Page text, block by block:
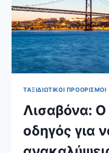
ΤΑΞΙΔΙΩΤΙΚΟΊ ΠΡΟΟΡΙΣΜΟΊ
Λισαβόνα:
οδηγός για